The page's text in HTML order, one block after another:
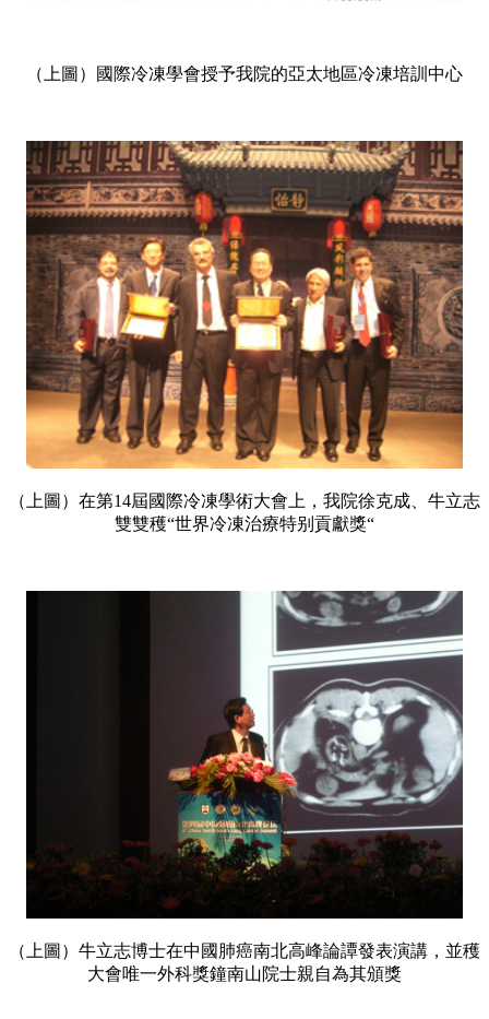
（上圖）國際冷凍學會授予我院的亞太地區冷凍培訓中心
（上圖）在第14屆國際冷凍學術大會上，我院徐克成、牛立志
雙雙穫“世界冷凍治療特别貢獻獎“
（上圖）牛立志博士在中國肺癌南北高峰論譚發表演講，並穫
大會唯一外科獎鐘南山院士親自為其頒獎